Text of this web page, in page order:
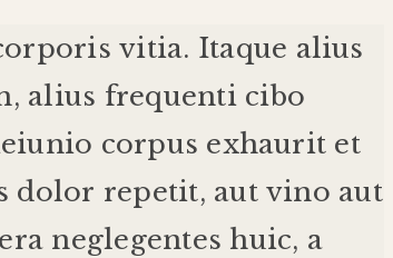
vitia. Itaque alius
, alius frequenti cibo
corpus exhaurit et
dolor repetit, aut vino aut
neglegentes huic, a